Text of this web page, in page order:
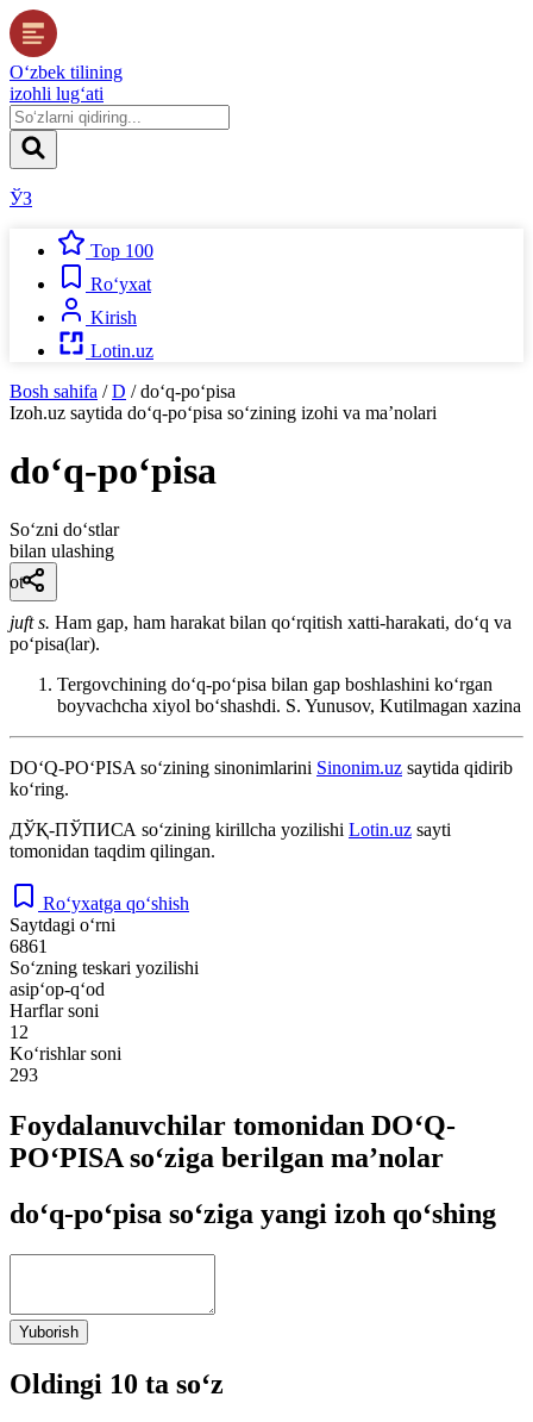
O‘zbek tilining
izohli lug‘ati
ЎЗ
Top 100
Ro‘yxat
Kirish
Lotin.uz
Bosh sahifa / D / do‘q-po‘pisa
Izoh.uz saytida do‘q-po‘pisa so‘zining izohi va ma’nolari
do‘q-po‘pisa
So‘zni do‘stlar
bilan ulashing
ot
juft s. Ham gap, ham harakat bilan qoʻrqitish xatti-harakati, doʻq va
poʻpisa(lar).
Tergovchining doʻq-poʻpisa bilan gap boshlashini koʻrgan
boyvachcha xiyol boʻshashdi. S. Yunusov, Kutilmagan xazina
DO‘Q-PO‘PISA so‘zining sinonimlarini Sinonim.uz saytida qidirib
ko‘ring.
ДЎҚ-ПЎПИСА so‘zining kirillcha yozilishi Lotin.uz sayti
tomonidan taqdim qilingan.
Ro‘yxatga qo‘shish
Saytdagi o‘rni
6861
So‘zning teskari yozilishi
asip‘op-q‘od
Harflar soni
12
Ko‘rishlar soni
293
Foydalanuvchilar tomonidan DO‘Q-
PO‘PISA so‘ziga berilgan ma’nolar
do‘q-po‘pisa so‘ziga yangi izoh qo‘shing
Yuborish
Oldingi 10 ta so‘z